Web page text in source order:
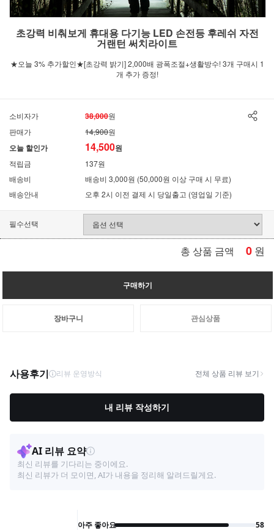
초강력 비춰보게 휴대용 다기능 LED 손전등 후레쉬 자전
거랜턴 써치라이트
★오늘 3% 추가할인★[초강력 밝기] 2,000배 광폭조절+생활방수! 3개 구매시 1
개 추가 증정!
소비자가 38,000원
판매가
14,900원
오늘 할인가 14,500원
적립금
137원
배송비
배송비 3,000원 (50,000원 이상 구매 시 무료)
배송안내
오후 2시 이전 결제 시 당일출고 (영업일 기준)
필수선택
총 상품 금액 0 원
구매하기
장바구니 관심상품